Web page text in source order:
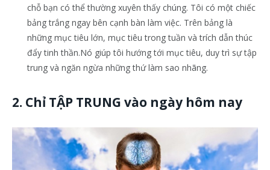
chỗ bạn có thể thường xuyên thấy chúng. Tôi có một chiếc
bảng trắng ngay bên cạnh bàn làm việc. Trên bảng là
những mục tiêu lớn, mục tiêu trong tuần và trích dẫn thúc
đẩy tinh thần.Nó giúp tôi hướng tới mục tiêu, duy trì sự tập
trung và ngăn ngừa những thứ làm sao nhãng.
2. Chỉ TẬP TRUNG vào ngày hôm nay